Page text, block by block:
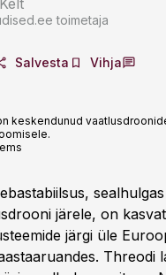
toimetaja
Salvesta Vihja
keskendunud
järele, on
järgi üle
Threodi